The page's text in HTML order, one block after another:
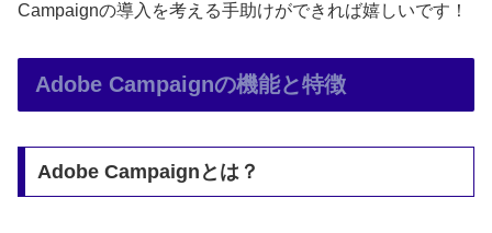
Campaignの導入を考える手助けができれば嬉しいです！
Adobe Campaignの機能と特徴
Adobe Campaignとは？